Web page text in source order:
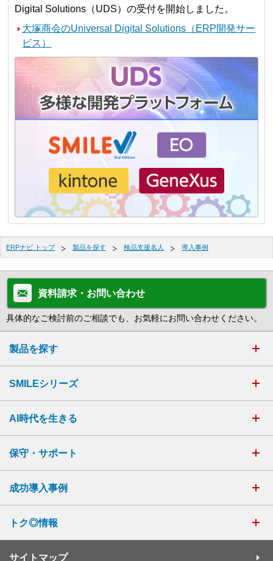
Digital Solutions（UDS）の受付を開始しました。
大塚商会のUniversal Digital Solutions（ERP開発サー
ビス）
ERPナビ トップ 製品を探す 検品支援名人 導入事例
資料請求・お問い合わせ
具体的なご検討前のご相談でも、お気軽にお問い合わせください。
製品を探す
SMILEシリーズ
AI時代を生きる
保守・サポート
成功導入事例
トク◎情報
サイトマップ